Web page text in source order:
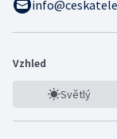
Vzhled
Světlý